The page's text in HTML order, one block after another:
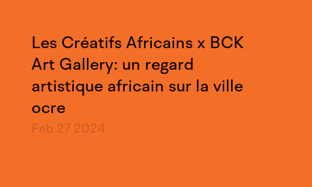
Les Créatifs Africains x BCK
Art Gallery: un regard
artistique africain sur la ville
ocre
Feb 27 2024